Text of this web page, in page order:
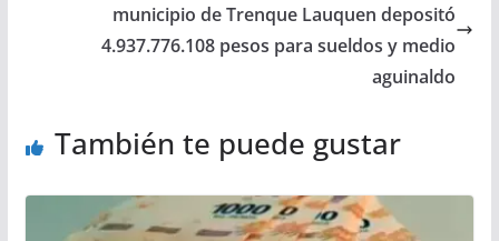
municipio de Trenque Lauquen depositó
4.937.776.108 pesos para sueldos y medio
aguinaldo
También te puede gustar